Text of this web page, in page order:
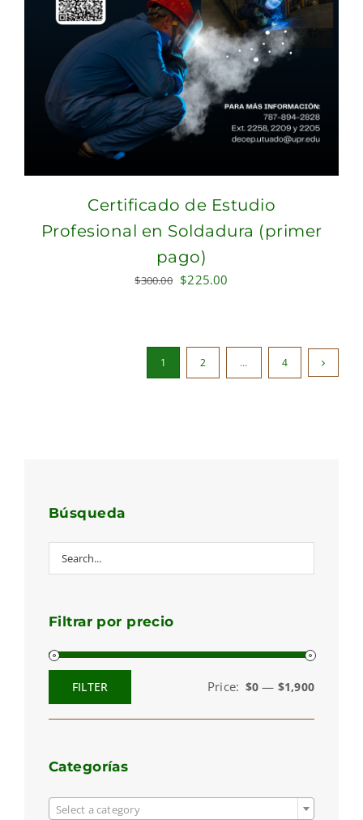
Certificado de Estudio
Profesional en Soldadura (primer
pago)
$300.00 Original
$225.00
1 2 … 4
Búsqueda
Filtrar por precio
price
price
FILTER Price: $0— $1,900
Categorías
Select a category